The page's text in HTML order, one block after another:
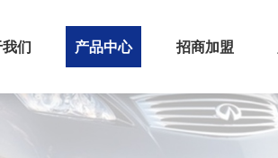
们 产品中心 招商加盟